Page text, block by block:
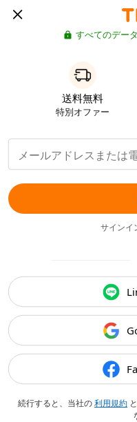
すべてのデー
送料無料
特別オファー
サインイ
続行すると、当社の利用規約 と